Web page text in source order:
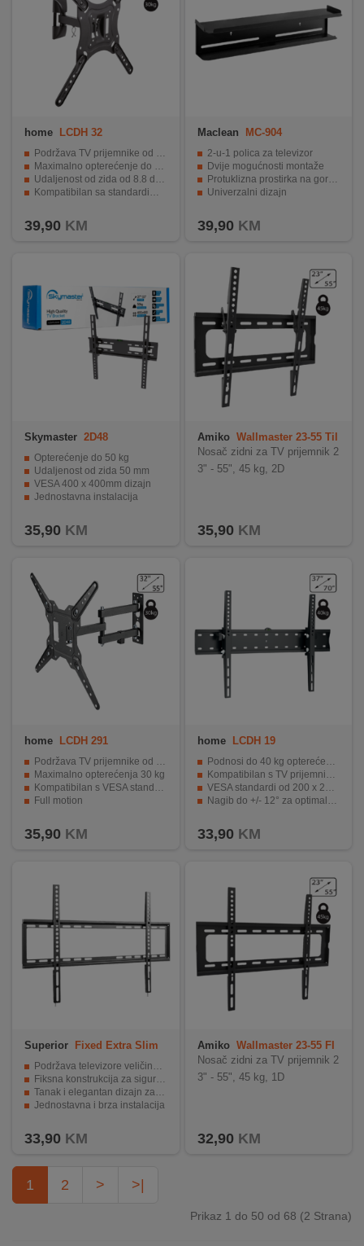
home LCDH 32
Podržava TV prijemnike od 23" do 55"
Maximalno opterećenje do 30 kg
Udaljenost od zida od 8.8 do 20.1 cm
Kompatibilan sa standardima VESA
39,90 KM
Maclean MC-904
2-u-1 polica za televizor
Dvije mogućnosti montaže
Protuklizna prostirka na gornjoj polici
Univerzalni dizajn
39,90 KM
Skymaster 2D48
Opterećenje do 50 kg
Udaljenost od zida 50 mm
VESA 400 x 400mm dizajn
Jednostavna instalacija
35,90 KM
Amiko Wallmaster 23-55 Til
tNosač zidni za TV prijemnik 2
3" - 55", 45 kg, 2D
35,90 KM
home LCDH 291
Podržava TV prijemnike od 32" do 55"
Maximalno opterećenja 30 kg
Kompatibilan s VESA standardima
Full motion
35,90 KM
home LCDH 19
Podnosi do 40 kg opterećenja.
Kompatibilan s TV prijemnicima od 37" do 70".
VESA standardi od 200 x 200 do 600 x 400 mm.
Nagib do +/- 12° za optimalan kut gledanja.
33,90 KM
Superior Fixed Extra Slim
Podržava televizore veličine od 37" do 80"
Fiksna konstrukcija za sigurnu montažu
Tanak i elegantan dizajn za uštedu prostora
Jednostavna i brza instalacija
33,90 KM
Amiko Wallmaster 23-55 FI
X
Nosač zidni za TV prijemnik 2
3" - 55", 45 kg, 1D
32,90 KM
1 2 > >|
Prikaz 1 do 50 od 68 (2 Strana)